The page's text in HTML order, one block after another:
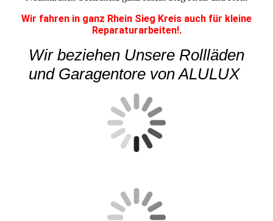
Wir fahren in ganz Rhein Sieg Kreis auch für kleine
Reparaturarbeiten!.
Wir beziehen Unsere Rollläden
und Garagentore von ALULUX